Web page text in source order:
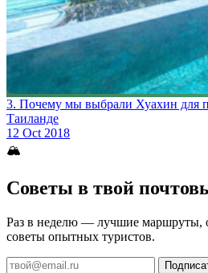
3. Почему мы выбрали Хуахин для
Таиланде
12 Oct 2018
🏔
Советы в твой
Раз в неделю — лучшие маршруты,
советы опытных туристов.